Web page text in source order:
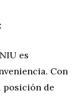
es
Con
posición de